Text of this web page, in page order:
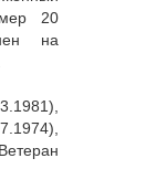
20
на